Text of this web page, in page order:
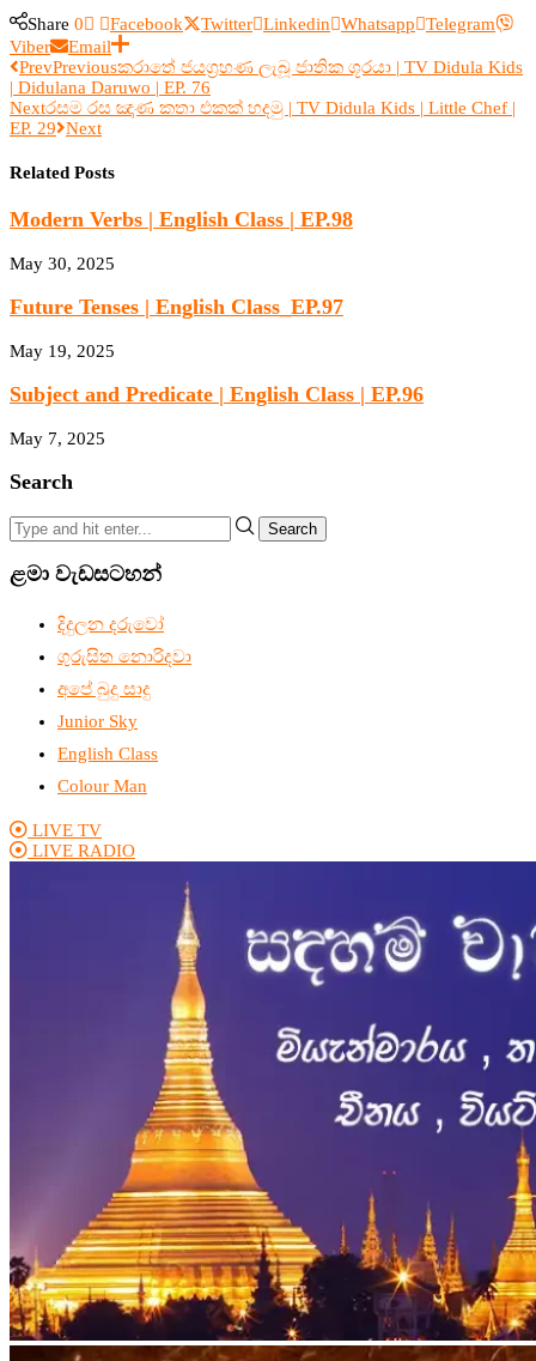
Share 0 Facebook Twitter Linkedin Whatsapp
Telegram
Viber
Email
PrevPreviousකරාතේ ජයග්‍රහණ ලැබූ ජාතික ශූරයා | TV Didula Kids
| Didulana Daruwo | EP. 76
Nextරසම රස ඤාණ කතා එකක් හදමු | TV Didula Kids | Little Chef |
EP. 29 Next
Related Posts
Modern Verbs | English Class | EP.98
May 30, 2025
Future Tenses | English Class_EP.97
May 19, 2025
Subject and Predicate | English Class | EP.96
May 7, 2025
Search
Search
ළමා වැඩසටහන්
දිදුලන දරුවෝ
ගුරුසිත නොරිදවා
අපේ බුදු සාදු
Junior Sky
English Class
Colour Man
LIVE TV
LIVE RADIO